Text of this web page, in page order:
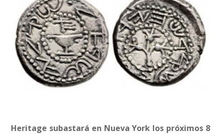
Heritage subastará en Nueva York los próximos 8